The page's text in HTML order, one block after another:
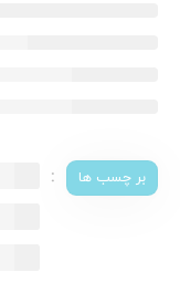
بر چسب ها :